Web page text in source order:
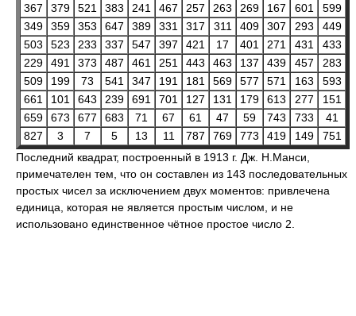
367
379 521 383 241 467 257 263 269 167 601
599
349
359 353 647 389 331 317 311 409 307 293
449
503
523 233 337 547 397 421 17 401 271 431
433
229
491 373 487 461 251 443 463 137 439 457
283
509
199 73 541 347 191 181 569 577 571 163
593
661
101 643 239 691 701 127 131 179 613 277
151
659
673 677 683 71 67 61 47 59 743 733
41
827
3 7 5 13 11 787 769 773 419 149
751
Последний квадрат, построенный в 1913 г. Дж. Н.Манси,
примечателен тем, что он составлен из 143 последовательных
простых чисел за исключением двух моментов: привлечена
единица, которая не является простым числом, и не
использовано единственное чётное простое число 2.